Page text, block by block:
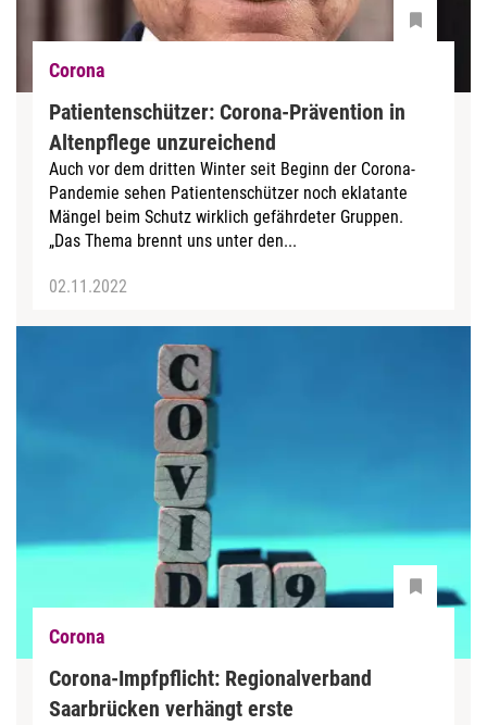
Corona
Patientenschützer: Corona-Prävention in
Altenpflege unzureichend
Auch vor dem dritten Winter seit Beginn der Corona-
Pandemie sehen Patientenschützer noch eklatante
Mängel beim Schutz wirklich gefährdeter Gruppen.
„Das Thema brennt uns unter den...
02.11.2022
Corona
Corona-Impfpflicht: Regionalverband
Saarbrücken verhängt erste